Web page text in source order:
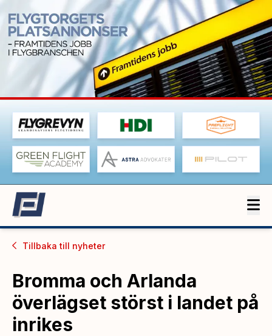
Tillbaka till nyheter
Bromma och Arlanda
överlägset störst i landet på
inrikes